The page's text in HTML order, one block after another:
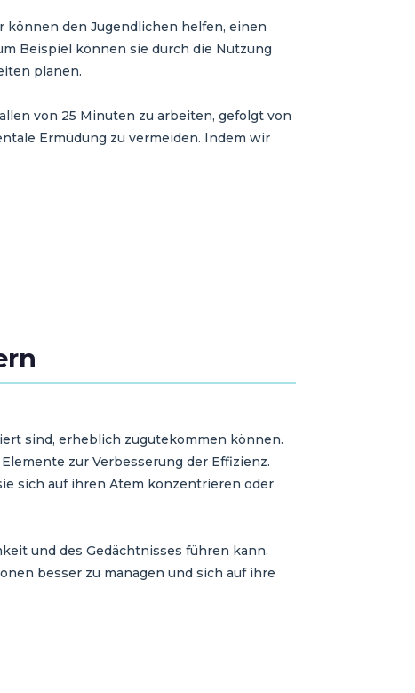
können den Jugendlichen helfen, einen
Beispiel können sie durch die Nutzung
planen.
von 25 Minuten zu arbeiten, gefolgt von
Ermüdung zu vermeiden. Indem wir
sind, erheblich zugutekommen können.
zur Verbesserung der Effizienz.
sich auf ihren Atem konzentrieren oder
und des Gedächtnisses führen kann.
besser zu managen und sich auf ihre